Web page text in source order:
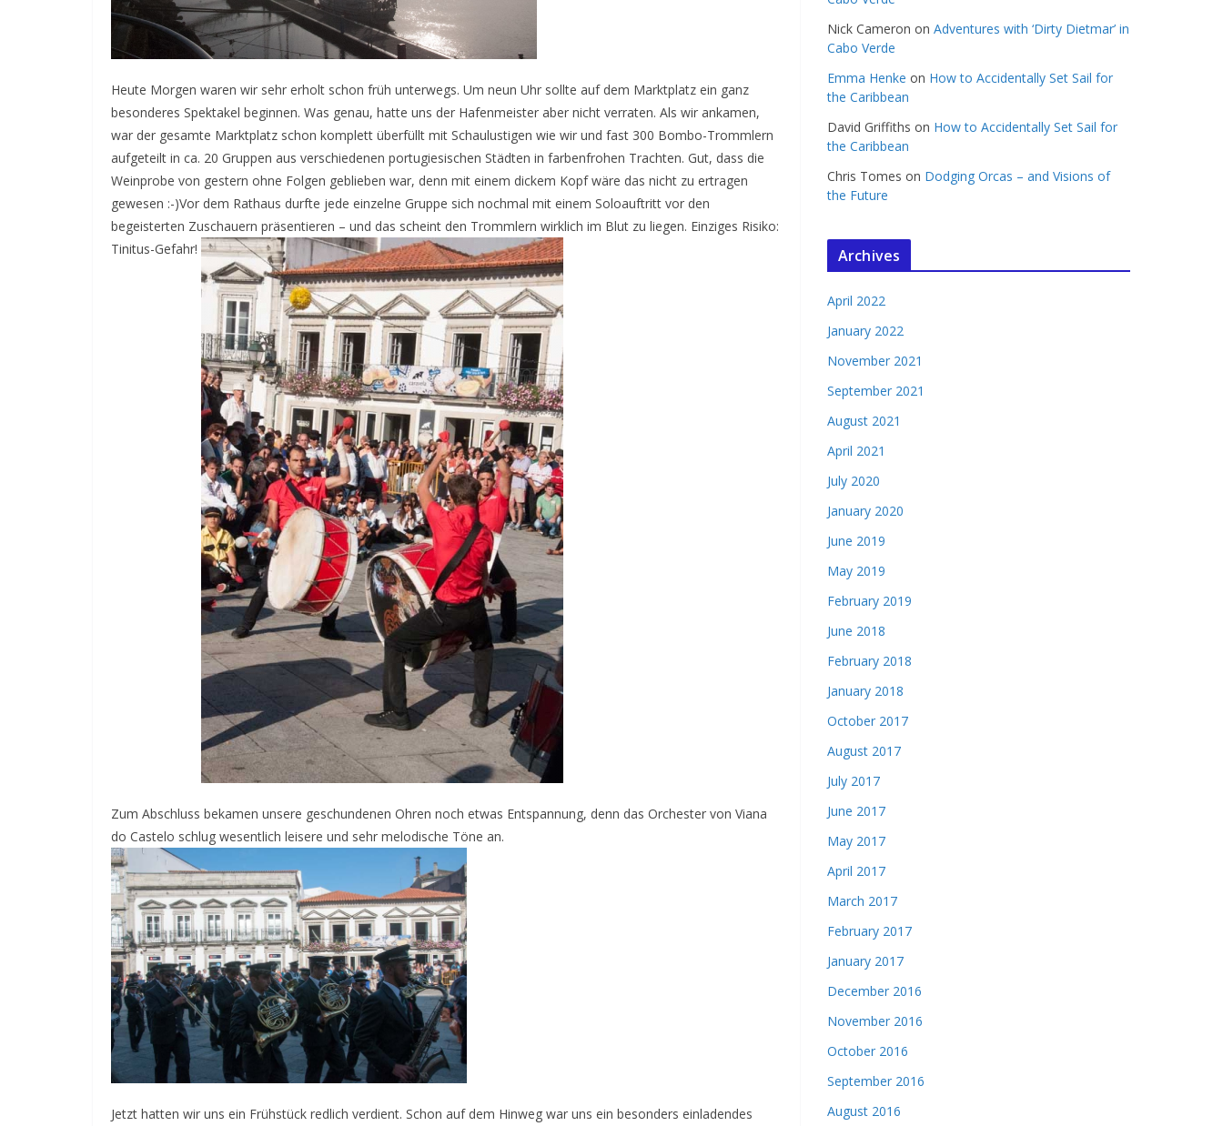
Heute Morgen waren wir sehr erholt schon früh unterwegs. Um neun Uhr sollte auf dem Marktplatz ein ganz
besonderes Spektakel beginnen. Was genau, hatte uns der Hafenmeister aber nicht verraten. Als wir ankamen,
war der gesamte Marktplatz schon komplett überfüllt mit Schaulustigen wie wir und fast 300 Bombo-Trommlern
aufgeteilt in ca. 20 Gruppen aus verschiedenen portugiesischen Städten in farbenfrohen Trachten. Gut, dass die
Weinprobe von gestern ohne Folgen geblieben war, denn mit einem dickem Kopf wäre das nicht zu ertragen
gewesen :-)Vor dem Rathaus durfte jede einzelne Gruppe sich nochmal mit einem Soloauftritt vor den
begeisterten Zuschauern präsentieren – und das scheint den Trommlern wirklich im Blut zu liegen. Einziges Risiko:
Tinitus-Gefahr!
Zum Abschluss bekamen unsere geschundenen Ohren noch etwas Entspannung, denn das Orchester von Viana
do Castelo schlug wesentlich leisere und sehr melodische Töne an.
Jetzt hatten wir uns ein Frühstück redlich verdient. Schon auf dem Hinweg war uns ein besonders einladendes
Nick Cameron on Adventures with ‘Dirty Dietmar’ in
Cabo Verde
Emma Henke on How to Accidentally Set Sail for
the Caribbean
David Griffiths on How to Accidentally Set Sail for
the Caribbean
Chris Tomes on Dodging Orcas – and Visions of
the Future
Archives
April 2022
January 2022
November 2021
September 2021
August 2021
April 2021
July 2020
January 2020
June 2019
May 2019
February 2019
June 2018
February 2018
January 2018
October 2017
August 2017
July 2017
June 2017
May 2017
April 2017
March 2017
February 2017
January 2017
December 2016
November 2016
October 2016
September 2016
August 2016